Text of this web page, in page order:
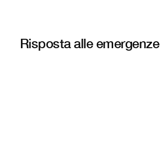
Risposta alle emergenze